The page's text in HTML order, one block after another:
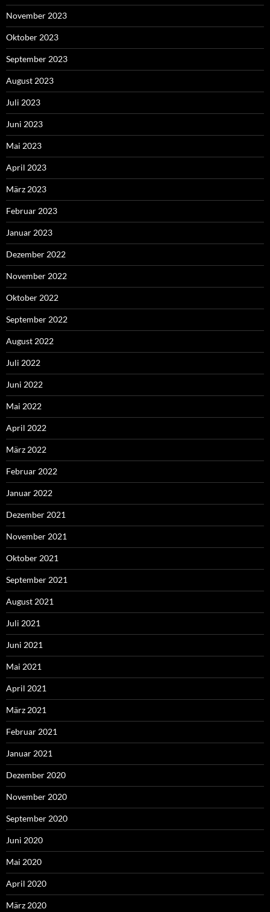
November 2023
Oktober 2023
September 2023
August 2023
Juli 2023
Juni 2023
Mai 2023
April 2023
März 2023
Februar 2023
Januar 2023
Dezember 2022
November 2022
Oktober 2022
September 2022
August 2022
Juli 2022
Juni 2022
Mai 2022
April 2022
März 2022
Februar 2022
Januar 2022
Dezember 2021
November 2021
Oktober 2021
September 2021
August 2021
Juli 2021
Juni 2021
Mai 2021
April 2021
März 2021
Februar 2021
Januar 2021
Dezember 2020
November 2020
September 2020
Juni 2020
Mai 2020
April 2020
März 2020